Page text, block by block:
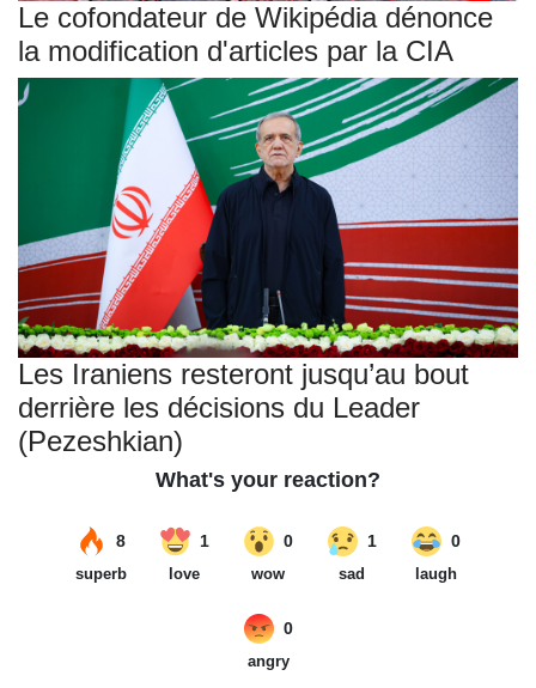
Le cofondateur de Wikipédia dénonce
la modification d'articles par la CIA
Les Iraniens resteront jusqu’au bout
derrière les décisions du Leader
(Pezeshkian)